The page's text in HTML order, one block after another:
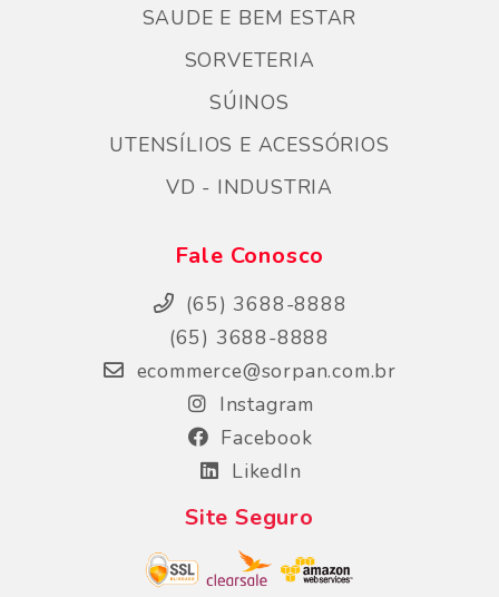
SAUDE E BEM ESTAR
SORVETERIA
SÚINOS
UTENSÍLIOS E ACESSÓRIOS
VD - INDUSTRIA
Fale Conosco
(65) 3688-8888
(65) 3688-8888
ecommerce@sorpan.com.br
Instagram
Facebook
LikedIn
Site Seguro